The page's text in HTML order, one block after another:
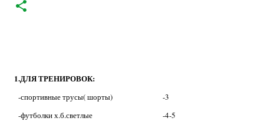
1.ДЛЯ ТРЕНИРОВОК:
-спортивные трусы( шорты)
-футболки х.б.светлые
-3
-4-5